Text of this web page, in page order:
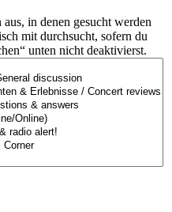
in denen gesucht werden
mit durchsucht, sofern du
unten nicht deaktivierst.